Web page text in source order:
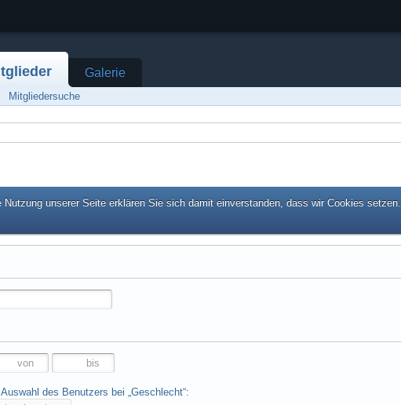
Galerie
Mitgliedersuche
unserer Seite erklären Sie sich damit einverstanden, dass wir Cookies setzen.
Auswahl des Benutzers bei „Geschlecht“: